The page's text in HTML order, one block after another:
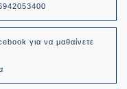
για να μαθαίνετε